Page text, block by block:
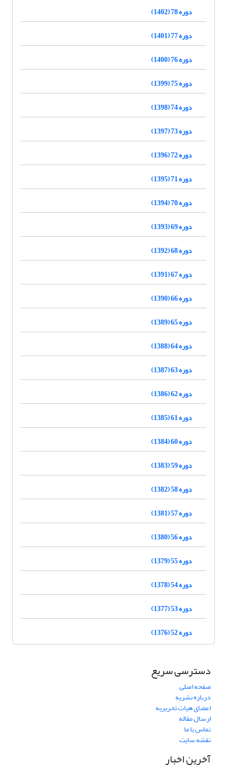
دوره 78 (1402)
دوره 77 (1401)
دوره 76 (1400)
دوره 75 (1399)
دوره 74 (1398)
دوره 73 (1397)
دوره 72 (1396)
دوره 71 (1395)
دوره 70 (1394)
دوره 69 (1393)
دوره 68 (1392)
دوره 67 (1391)
دوره 66 (1390)
دوره 65 (1389)
دوره 64 (1388)
دوره 63 (1387)
دوره 62 (1386)
دوره 61 (1385)
دوره 60 (1384)
دوره 59 (1383)
دوره 58 (1382)
دوره 57 (1381)
دوره 56 (1380)
دوره 55 (1379)
دوره 54 (1378)
دوره 53 (1377)
دوره 52 (1376)
دسترسی سریع
صفحه اصلی
درباره نشریه
اعضای هیات تحریریه
ارسال مقاله
تماس با ما
نقشه سایت
آخرین اخبار